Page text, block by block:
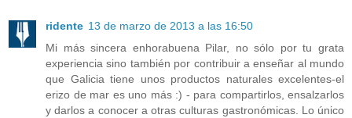
ridente 13 de marzo de 2013 a las 16:50
Mi más sincera enhorabuena Pilar, no sólo por tu grata
experiencia sino también por contribuir a enseñar al mundo
que Galicia tiene unos productos naturales excelentes-el
erizo de mar es uno más :) - para compartirlos, ensalzarlos
y darlos a conocer a otras culturas gastronómicas. Lo único